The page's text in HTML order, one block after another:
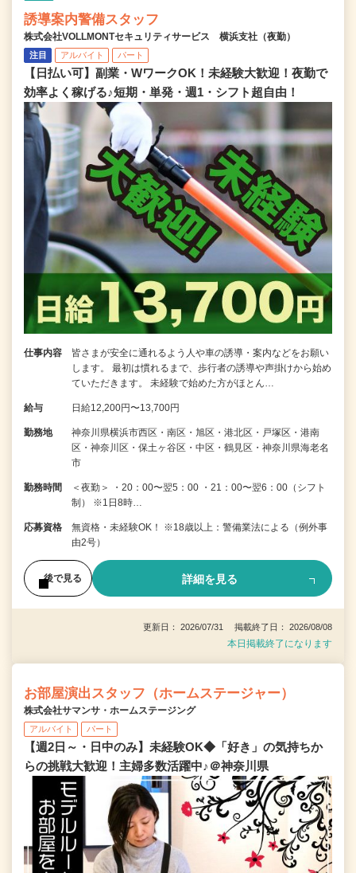
誘導案内警備スタッフ
株式会社VOLLMONTセキュリティサービス 横浜支社（夜勤）
注目 アルバイト パート
【日払い可】副業・WワークOK！未経験大歓迎！夜勤で
効率よく稼げる♪短期・単発・週1・シフト超自由！
仕事内容
皆さまが安全に通れるよう人や車の誘導・案内などをお願い
します。 最初は慣れるまで、歩行者の誘導や声掛けから始め
ていただきます。 未経験で始めた方がほとん…
給与 日給12,200円〜13,700円
勤務地
神奈川県横浜市西区・南区・旭区・港北区・戸塚区・港南
区・神奈川区・保土ヶ谷区・中区・鶴見区・神奈川県海老名
市
勤務時間
＜夜勤＞ ・20：00〜翌5：00 ・21：00〜翌6：00（シフト
制） ※1日8時…
応募資格
無資格・未経験OK！ ※18歳以上：警備業法による（例外事
由2号）
後で見る 詳細を見る
更新日： 2026/07/31 掲載終了日： 2026/08/08
本日掲載終了になります
お部屋演出スタッフ（ホームステージャー）
株式会社サマンサ・ホームステージング
アルバイト パート
【週2日～・日中のみ】未経験OK◆「好き」の気持ちか
らの挑戦大歓迎！主婦多数活躍中♪＠神奈川県